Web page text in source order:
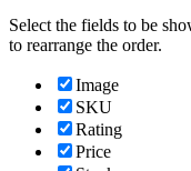
Select the fields to be
to rearrange the order.
Image
SKU
Rating
Price